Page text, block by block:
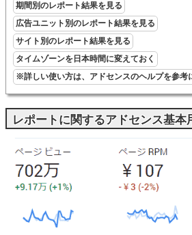
期間別のレポート結果を見る
広告ユニット別のレポート結果を見る
サイト別のレポート結果を見る
タイムゾーンを日本時間に変えておく
※詳しい使い方は、アドセンスのヘルプを参考
レポートに関するアドセンス基本